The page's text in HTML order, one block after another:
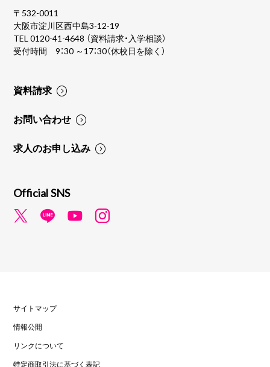
〒532-0011
大阪市淀川区西中島3-12-19
TEL0120-41-4648 （資料請求・入学相談）
受付時間 9：30 ～17：30（休校日を除く）
資料請求
お問い合わせ
求人のお申し込み
Official SNS
サイトマップ
情報公開
リンクについて
特定商取引法に基づく表記